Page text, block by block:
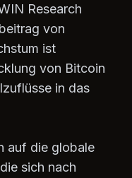
Research
von
ist
von Bitcoin
in das
auf die globale
sich nach